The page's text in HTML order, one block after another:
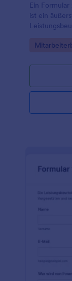
Ein
ist ein
Beiträge
unserer
Go to